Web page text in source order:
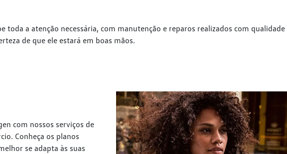
toda a atenção necessária, com manutenção e reparos realizados com
de que ele estará em boas mãos.
com nossos serviços de
Conheça os planos
se adapta às suas